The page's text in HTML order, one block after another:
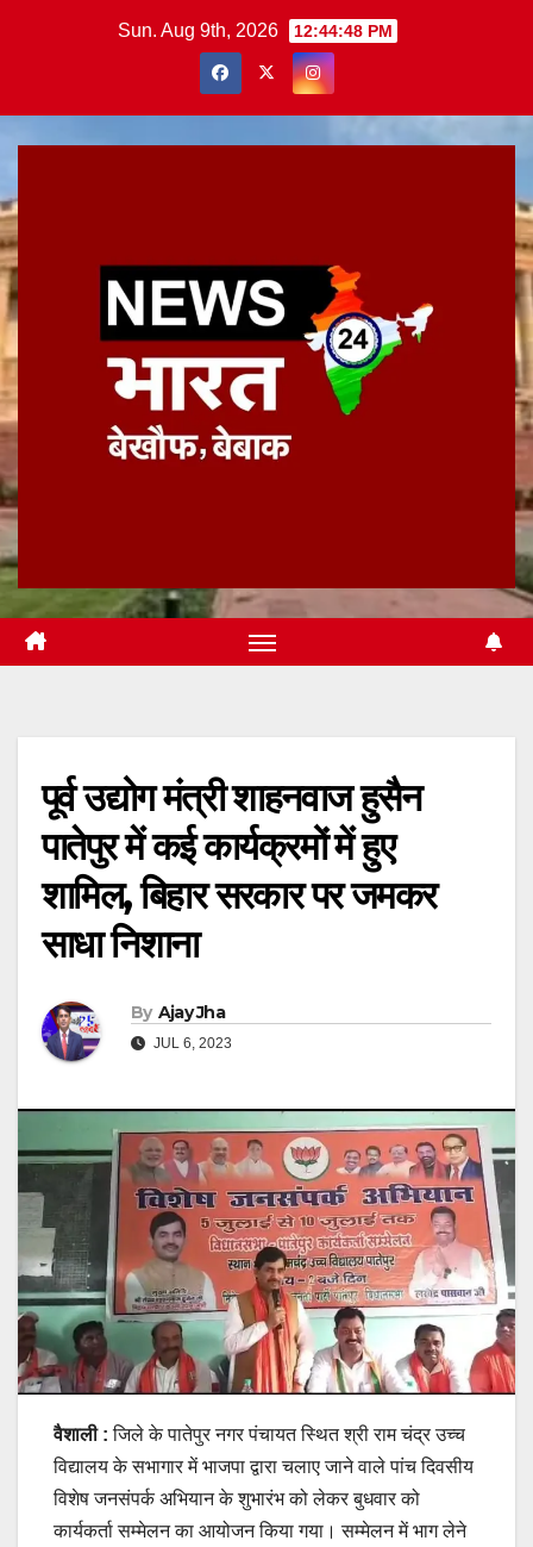
Sun. Aug 9th, 2026 12:44:48 PM
पूर्व उद्योग मंत्री शाहनवाज हुसैन
पातेपुर में कई कार्यक्रमों में हुए
शामिल, बिहार सरकार पर जमकर
साधा निशाना
By Ajay Jha
JUL 6, 2023
वैशाली :जिले के पातेपुर नगर पंचायत स्थित श्री राम चंद्र उच्च
विद्यालय के सभागार में भाजपा द्वारा चलाए जाने वाले पांच दिवसीय
विशेष जनसंपर्क अभियान के शुभारंभ को लेकर बुधवार को
कार्यकर्ता सम्मेलन का आयोजन किया गया। सम्मेलन में भाग लेने